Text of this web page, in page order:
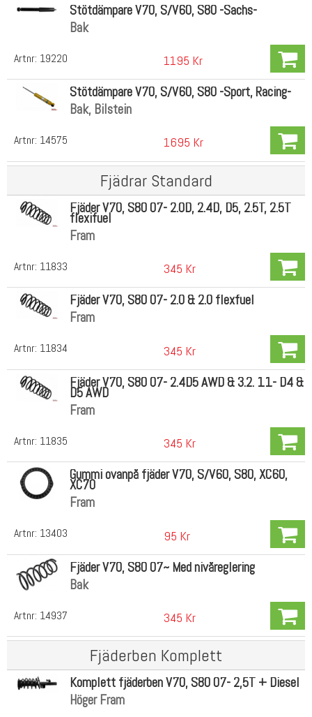
Artnr: 19220
Stötdämpare V70, S/V60, S80 -Sachs-
Bak
1195 Kr
Artnr: 14575
Stötdämpare V70, S/V60, S80 -Sport, Racing-
Bak, Bilstein
1695 Kr
Fjädrar Standard
Artnr: 11833
Fjäder V70, S80 07- 2.0D, 2.4D, D5, 2.5T, 2.5T
flexifuel
Fram
345 Kr
Artnr: 11834
Fjäder V70, S80 07- 2.0 & 2.0 flexfuel
Fram
345 Kr
Artnr: 11835
Fjäder V70, S80 07- 2.4D5 AWD & 3.2. 11- D4 &
D5 AWD
Fram
345 Kr
Artnr: 13403
Gummi ovanpå fjäder V70, S/V60, S80, XC60,
XC70
Fram
95 Kr
Artnr: 14937
Fjäder V70, S80 07~ Med nivåreglering
Bak
345 Kr
Fjäderben Komplett
Komplett fjäderben V70, S80 07- 2,5T + Diesel
Höger Fram